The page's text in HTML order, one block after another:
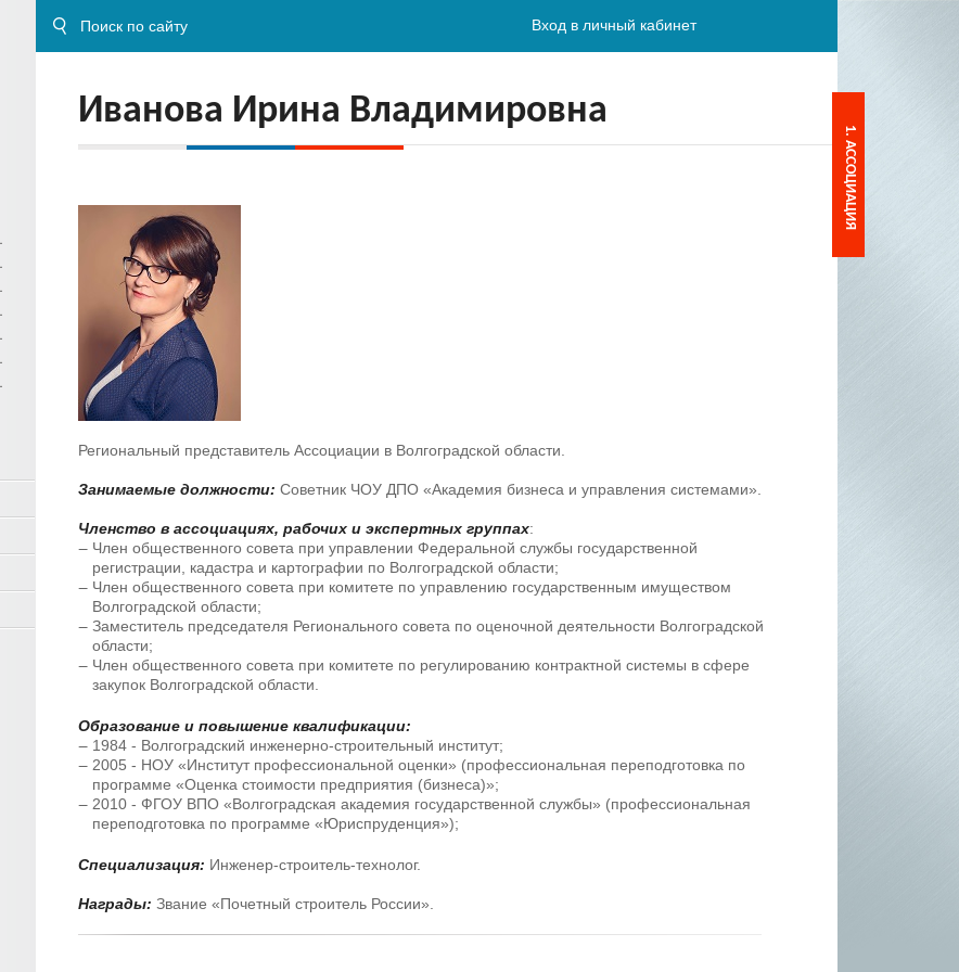
Вход в личный кабинет
Иванова Ирина Владимировна
Региональный представитель Ассоциации в Волгоградской области.
Занимаемые должности: Советник ЧОУ ДПО «Академия бизнеса и управления системами».
Членство в ассоциациях, рабочих и экспертных группах:
Член общественного совета при управлении Федеральной службы государственной
регистрации, кадастра и картографии по Волгоградской области;
Член общественного совета при комитете по управлению государственным имуществом
Волгоградской области;
Заместитель председателя Регионального совета по оценочной деятельности Волгоградской
области;
Член общественного совета при комитете по регулированию контрактной системы в сфере
закупок Волгоградской области.
Образование и повышение квалификации:
1984 - Волгоградский инженерно-строительный институт;
2005 - НОУ «Институт профессиональной оценки» (профессиональная переподготовка по
программе «Оценка стоимости предприятия (бизнеса)»;
2010 - ФГОУ ВПО «Волгоградская академия государственной службы» (профессиональная
переподготовка по программе «Юриспруденция»);
Специализация: Инженер-строитель-технолог.
Награды: Звание «Почетный строитель России».
1. АССОЦИАЦИЯ